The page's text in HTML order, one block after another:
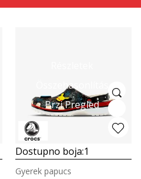
Összehasonlítás
Brzi Pregled
Dostupno boja:1
Gyerek papucs